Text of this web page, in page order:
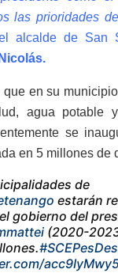
las prioridades
alcalde de San
en su
agua potable
se
en 5 millones de
de
estarán
gobierno del
(2020-